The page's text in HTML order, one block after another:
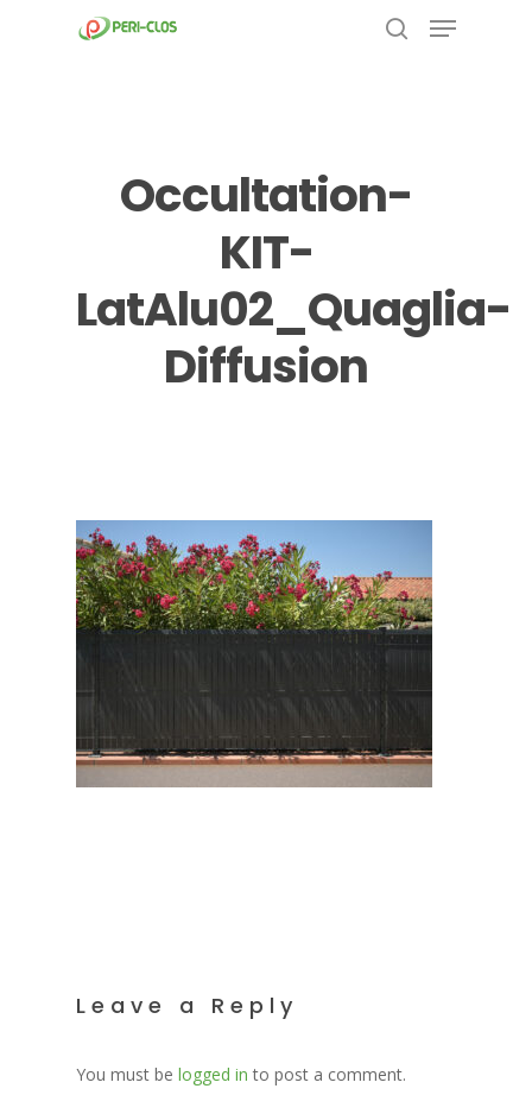
Menu
Occultation-
KIT-
LatAlu02_Quaglia-
Diffusion
Leave a Reply
You must be logged in to post a comment.